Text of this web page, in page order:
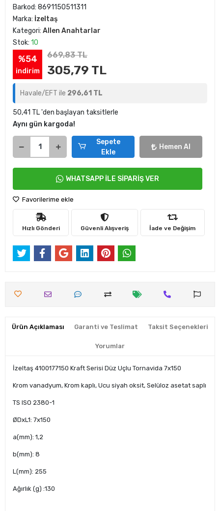
Barkod: 8691150511311
Marka: İzeltaş
Kategori: Allen Anahtarlar
Stok: 10
%54
indirim
669,83 TL
305,79 TL
Havale/EFT ile 296,61 TL
50,41 TL 'den başlayan taksitlerle
Aynı gün kargoda!
Sepete
Ekle
Hemen Al
WHATSAPP İLE SİPARİŞ VER
Favorilerime ekle
Hızlı Gönderi Güvenli Alışveriş İade ve Değişim
Ürün Açıklaması Garanti ve Teslimat Taksit Seçenekleri
Yorumlar
İzeltaş 4100177150 Kraft Serisi Düz Uçlu Tornavida 7x150
Krom vanadyum, Krom kaplı, Ucu siyah oksit, Selüloz asetat saplı
TS ISO 2380-1
ØDxL1: 7x150
a(mm): 1,2
b(mm): 8
L(mm): 255
Ağırlık (g) :130